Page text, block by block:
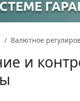
Валютное
и